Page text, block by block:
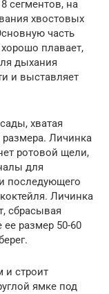
сегментов, на
хвостовых
часть
плавает,
дыхания
и выставляет
хватая
Личинка
ротовой щели,
для
последующего
Личинка
сбрасывая
размер 50-60
и строит
ямке под